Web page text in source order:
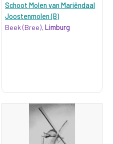
Schoot Molen van Mariëndaal
Joostenmolen (B)
Beek (Bree),Limburg